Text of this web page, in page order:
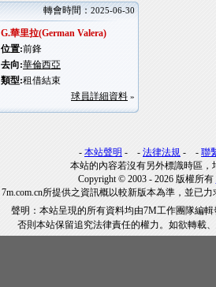
轉會時間：2025-06-30
G.華里拉(German Valera)
位置:前鋒
去向:華倫西亞
類型:租借結束
球員詳細資料 »
- 本站聲明 - - 法律法規 - - 聯
本站的內容若沒有另外標識時區，
Copyright © 2003 - 2026 版權所有
7m.com.cn所提供之資訊概以較新版本為準，並已
聲明：本站呈現的所有資料均由7M工作團隊編
否則本站保留追究法律責任的權力。如欲轉載